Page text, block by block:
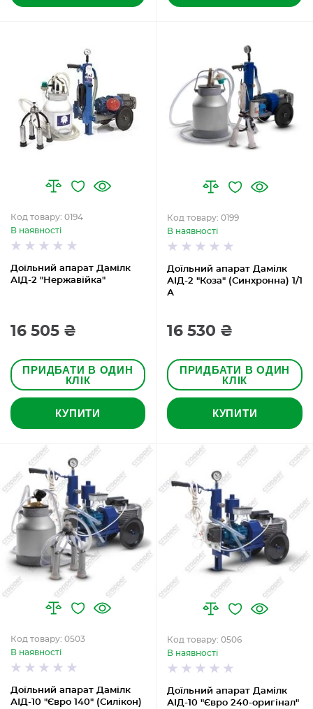
Доїльний апарат Дамілк
АІД-2 "Нержавійка"
Код товару: 0194
В наявності
16 505 ₴
ПРИДБАТИ В ОДИН
КЛІК
КУПИТИ
Доїльний апарат Дамілк
АІД-2 "Коза" (Синхронна) 1/1
А
Код товару: 0199
В наявності
16 530 ₴
ПРИДБАТИ В ОДИН
КЛІК
КУПИТИ
Доїльний апарат Дамілк
АІД-10 "Євро 140" (Силікон)
Код товару: 0503
В наявності
Доїльний апарат Дамілк
АІД-10 "Євро 240-оригінал"
Код товару: 0506
В наявності